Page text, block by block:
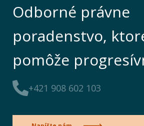
Odborné právne
poradenstvo,
pomôže
+421 908 602 103